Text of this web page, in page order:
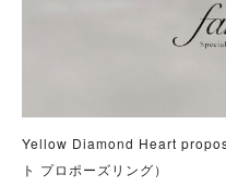
Yellow Diamond Heart
ト プロポーズリング）